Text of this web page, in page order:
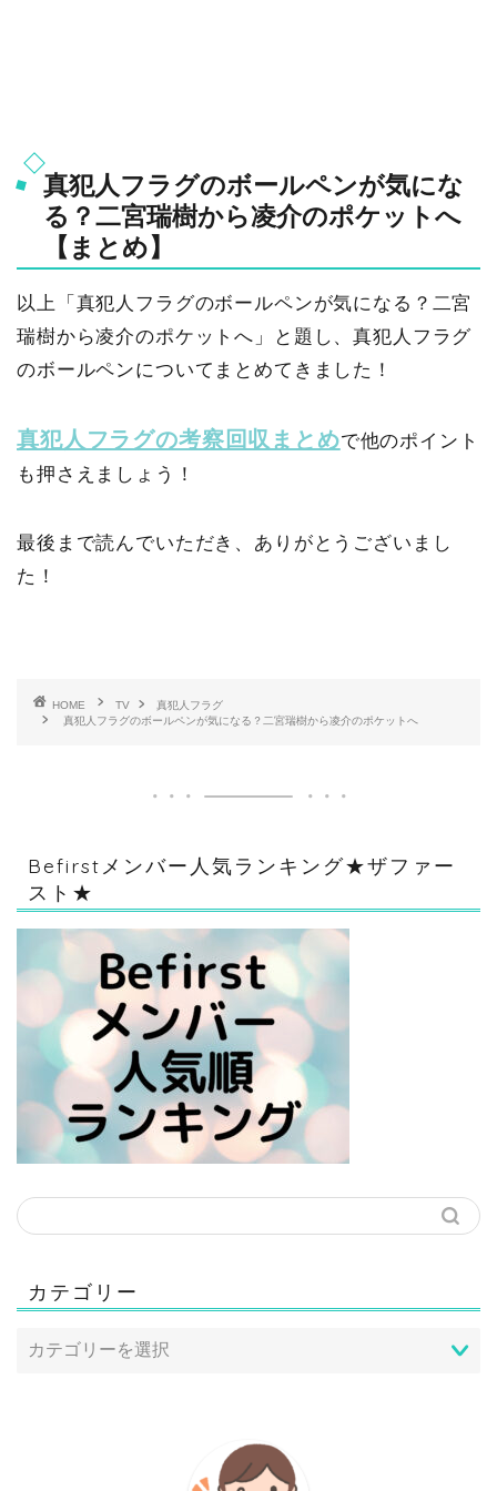
真犯人フラグのボールペンが気にな
る？二宮瑞樹から凌介のポケットへ
【まとめ】
以上「真犯人フラグのボールペンが気になる？二宮
瑞樹から凌介のポケットへ」と題し、真犯人フラグ
のボールペンについてまとめてきました！
真犯人フラグの考察回収まとめで他のポイント
も押さえましょう！
最後まで読んでいただき、ありがとうございまし
た！
HOME TV
真犯人フラグ
真犯人フラグのボールペンが気になる？二宮瑞樹から凌介のポケットへ
Befirstメンバー人気ランキング★ザファー
スト★
カテゴリー